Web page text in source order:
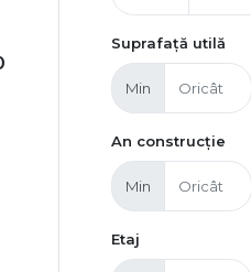
Suprafață utilă
Min
An construcție
Min
Etaj